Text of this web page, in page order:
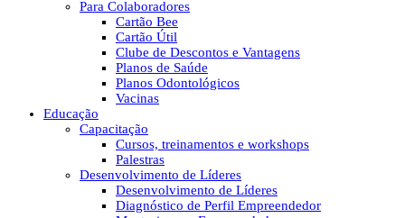
Para Colaboradores
Cartão Bee
Cartão Útil
Clube de Descontos e Vantagens
Planos de Saúde
Planos Odontológicos
Vacinas
Educação
Capacitação
Cursos, treinamentos e workshops
Palestras
Desenvolvimento de Líderes
Desenvolvimento de Líderes
Diagnóstico de Perfil Empreendedor